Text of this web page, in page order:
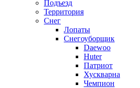
Подъезд
Территория
Снег
Лопаты
Снегоуборщик
Daewoo
Huter
Патриот
Хускварна
Чемпион